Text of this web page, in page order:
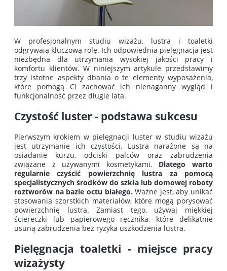
W profesjonalnym studiu wizażu, lustra i toaletki
odgrywają kluczową rolę. Ich odpowiednia pielęgnacja jest
niezbędna dla utrzymania wysokiej jakości pracy i
komfortu klientów. W niniejszym artykule przedstawimy
trzy istotne aspekty dbania o te elementy wyposażenia,
które pomogą Ci zachować ich nienaganny wygląd i
funkcjonalność przez długie lata.
Czystość luster - podstawa sukcesu
Pierwszym krokiem w pielęgnacji luster w studiu wizażu
jest utrzymanie ich czystości. Lustra narażone są na
osiadanie kurzu, odciski palców oraz zabrudzenia
związane z używanymi kosmetykami. Dlatego warto
regularnie czyścić powierzchnię lustra za pomocą
specjalistycznych środków do szkła lub domowej roboty
roztworów na bazie octu białego.Ważne jest, aby unikać
stosowania szorstkich materiałów, które mogą porysować
powierzchnię lustra. Zamiast tego, używaj miękkiej
ściereczki lub papierowego ręcznika, które delikatnie
usuną zabrudzenia bez ryzyka uszkodzenia lustra.
Pielęgnacja toaletki - miejsce pracy
wizażysty